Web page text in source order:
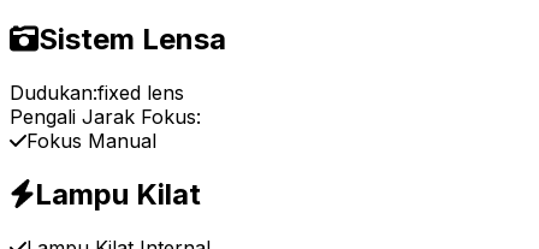
Sistem Lensa
Dudukan:fixed lens
Pengali Jarak Fokus:
Fokus Manual
Lampu Kilat